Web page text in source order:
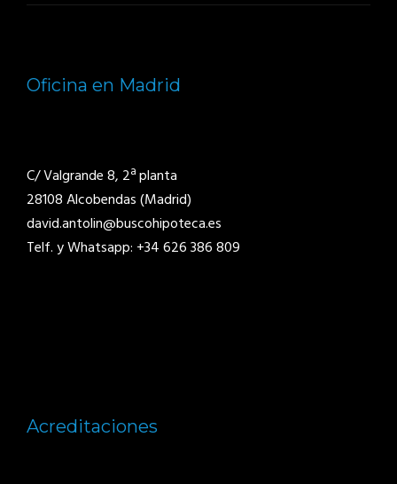
Oficina en Madrid
C/ Valgrande 8, 2ª planta
28108 Alcobendas (Madrid)
david.antolin@buscohipoteca.es
Telf. y Whatsapp: +34 626 386 809
Acreditaciones